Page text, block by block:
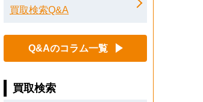
買取検索Q&A
Q&Aのコラム一覧
買取検索